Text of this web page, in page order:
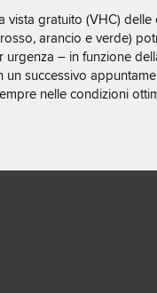
gratuito (VHC)
arancio e verde)
– in funzione
successivo
nelle condizioni